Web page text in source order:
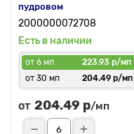
пудровом
2000000072708
Есть в наличии
от 6 мп
223.93 р/мп
от 30 мп
204.49 р/мп
от 204.49 р/мп